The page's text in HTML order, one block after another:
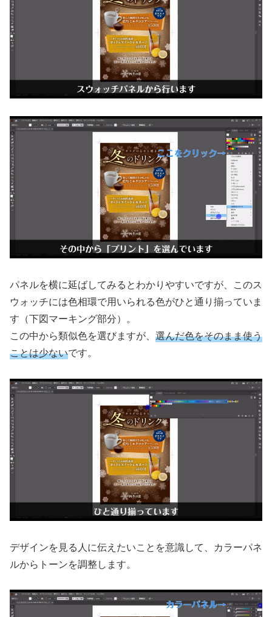
パネルを横に延ばしてみるとわかりやすいですが、このス
ウォッチには色相環で用いられる色がひと通り揃っていま
す（下図マーキング部分）。
この中から類似色を選びますが、 選んだ色をそのまま使う
ことは少ないです。
デザインを見る人に伝えたいことを意識して、カラーパネ
ルからトーンを調整します。